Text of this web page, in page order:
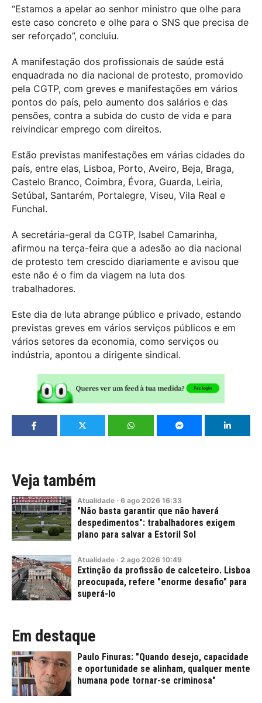
“Estamos a apelar ao senhor ministro que olhe para
este caso concreto e olhe para o SNS que precisa de
ser reforçado”, concluiu.
A manifestação dos profissionais de saúde está
enquadrada no dia nacional de protesto, promovido
pela CGTP, com greves e manifestações em vários
pontos do país, pelo aumento dos salários e das
pensões, contra a subida do custo de vida e para
reivindicar emprego com direitos.
Estão previstas manifestações em várias cidades do
país, entre elas, Lisboa, Porto, Aveiro, Beja, Braga,
Castelo Branco, Coimbra, Évora, Guarda, Leiria,
Setúbal, Santarém, Portalegre, Viseu, Vila Real e
Funchal.
A secretária-geral da CGTP, Isabel Camarinha,
afirmou na terça-feira que a adesão ao dia nacional
de protesto tem crescido diariamente e avisou que
este não é o fim da viagem na luta dos
trabalhadores.
Este dia de luta abrange público e privado, estando
previstas greves em vários serviços públicos e em
vários setores da economia, como serviços ou
indústria, apontou a dirigente sindical.
Veja também
Atualidade · 6 ago 2026 16:33
"Não basta garantir que não haverá
despedimentos": trabalhadores exigem
plano para salvar a Estoril Sol
Atualidade · 2 ago 2026 10:49
Extinção da profissão de calceteiro. Lisboa
preocupada, refere "enorme desafio" para
superá-lo
Em destaque
Paulo Finuras: "Quando desejo, capacidade
e oportunidade se alinham, qualquer mente
humana pode tornar-se criminosa"